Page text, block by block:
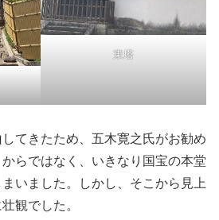
東塔
てきたため、五木寛之氏がお勧め
らではなく、いきなり国宝の本堂
いました。しかし、そこから見上
観でした。